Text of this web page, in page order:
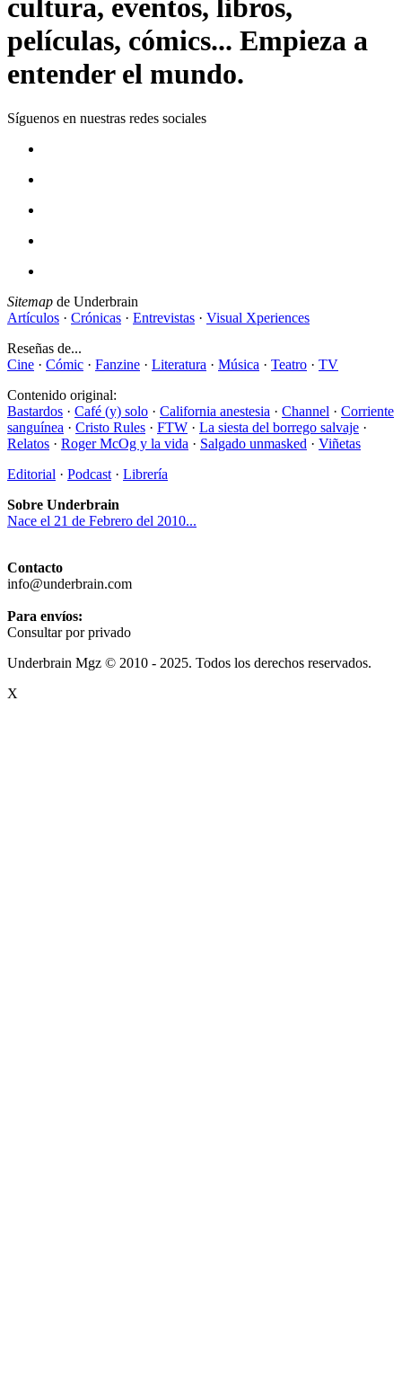
cultura, eventos, libros,
películas, cómics... Empieza a
entender el mundo.
Síguenos en nuestras redes sociales
Sitemap de Underbrain
Artículos · Crónicas · Entrevistas · Visual Xperiences
Reseñas de...
Cine · Cómic · Fanzine · Literatura · Música · Teatro · TV
Contenido original:
Bastardos · Café (y) solo · California anestesia · Channel · Corriente
sanguínea · Cristo Rules · FTW · La siesta del borrego salvaje ·
Relatos · Roger McOg y la vida · Salgado unmasked · Viñetas
Editorial · Podcast · Librería
Sobre Underbrain
Nace el 21 de Febrero del 2010...
Contacto
info@underbrain.com
Para envíos:
Consultar por privado
Underbrain Mgz © 2010 - 2025. Todos los derechos reservados.
X